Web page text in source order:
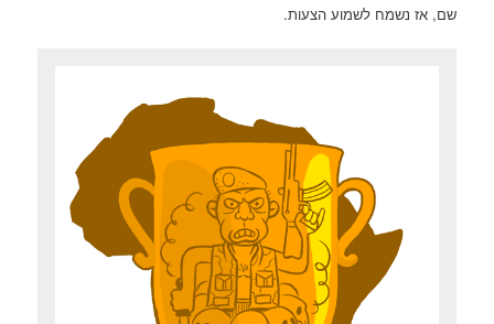
שם, אז נשמח לשמוע הצעות.